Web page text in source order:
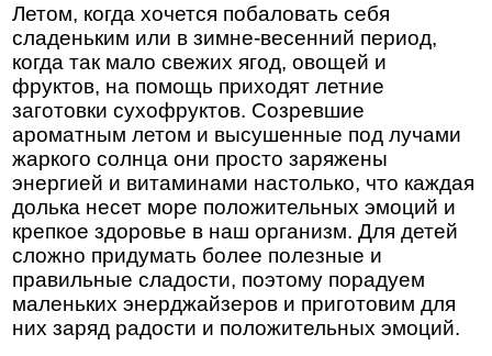
Летом, когда хочется побаловать себя
сладеньким или в зимне-весенний период,
когда так мало свежих ягод, овощей и
фруктов, на помощь приходят летние
заготовки сухофруктов. Созревшие
ароматным летом и высушенные под лучами
жаркого солнца они просто заряжены
энергией и витаминами настолько, что каждая
долька несет море положительных эмоций и
крепкое здоровье в наш организм. Для детей
сложно придумать более полезные и
правильные сладости, поэтому порадуем
маленьких энерджайзеров и приготовим для
них заряд радости и положительных эмоций.